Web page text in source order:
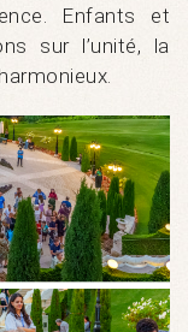
Enfants et
sur l’unité, la